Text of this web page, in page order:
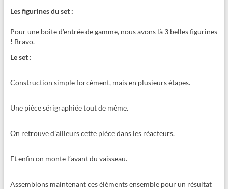
Les figurines du set :
Pour une boite d’entrée de gamme, nous avons là 3 belles figurines
! Bravo.
Le set :
Construction simple forcément, mais en plusieurs étapes.
Une pièce sérigraphiée tout de même.
On retrouve d’ailleurs cette pièce dans les réacteurs.
Et enfin on monte l’avant du vaisseau.
Assemblons maintenant ces éléments ensemble pour un résultat